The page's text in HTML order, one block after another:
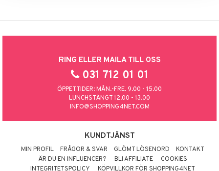
RING ELLER MAILA TILL OSS
031 712 01 01
ÖPPETTIDER: MÅN.-FRE. 9.00 - 15.00
LUNCHSTÄNGT 12.00 - 13.00
INFO@SHOPPING4NET.COM
KUNDTJÄNST
MIN PROFIL FRÅGOR & SVAR GLÖMT LÖSENORD
KONTAKT
ÄR DU EN INFLUENCER?
BLI AFFILIATE
COOKIES
INTEGRITETSPOLICY
KÖPVILLKOR FÖR SHOPPING4NET